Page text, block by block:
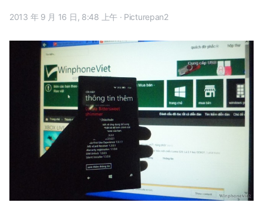
2013 年 9 月 16 日, 8:48 上午 · Picturepan2